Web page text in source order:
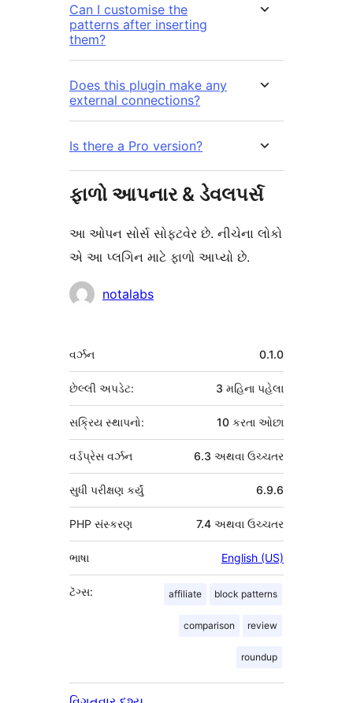
Can I customise the
patterns after inserting
them?
Does this plugin make any
external connections?
Is there a Pro version?
ફાળો આપનાર & ડેવલપર્સ
આ ઓપન સોર્સ સોફ્ટવેર છે. નીચેના લોકો
એ આ પ્લગિન માટે ફાળો આપ્યો છે.
ફાળો
notalabs
મેટા
વર્ઝન 0.1.0
છેલ્લી અપડેટ: 3 મહિના પહેલા
સક્રિય સ્થાપનો: 10 કરતા ઓછા
વર્ડપ્રેસ વર્ઝન 6.3 અથવા ઉચ્ચતર
6.9.6
સુધી પરીક્ષણ કર્યું
PHP સંસ્કરણ 7.4 અથવા ઉચ્ચતર
ભાષા English (US)
ટૅગ્સ: affiliate block patterns
comparison review
roundup